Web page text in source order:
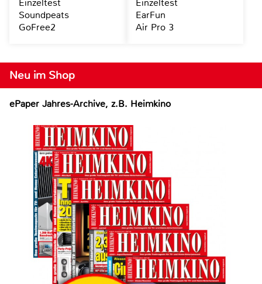
Neu im Shop
ePaper Jahres-Archive, z.B. Heimkino
Einzeltest
Soundpeats
GoFree2
Einzeltest
EarFun
Air Pro 3